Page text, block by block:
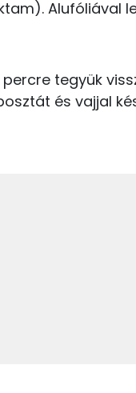
- B2 vitamin:
Alufóliával
tegyük
és vajjal